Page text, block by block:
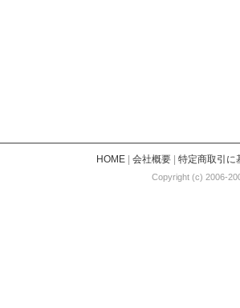
HOME| 会社概要| 特定商取引に
Copyright (c) 2006-